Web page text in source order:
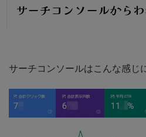
サーチコンソールから
サーチコンソールはこんな感じ